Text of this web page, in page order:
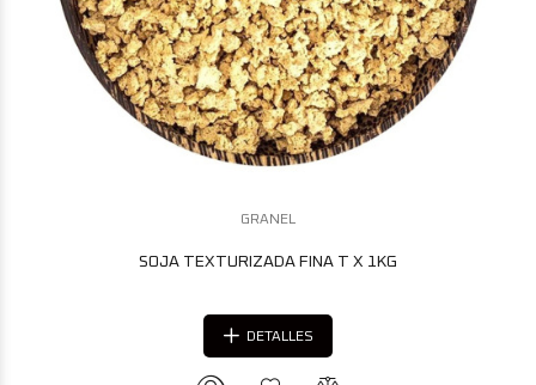
GRANEL
SOJA TEXTURIZADA FINA T X 1KG
DETALLES